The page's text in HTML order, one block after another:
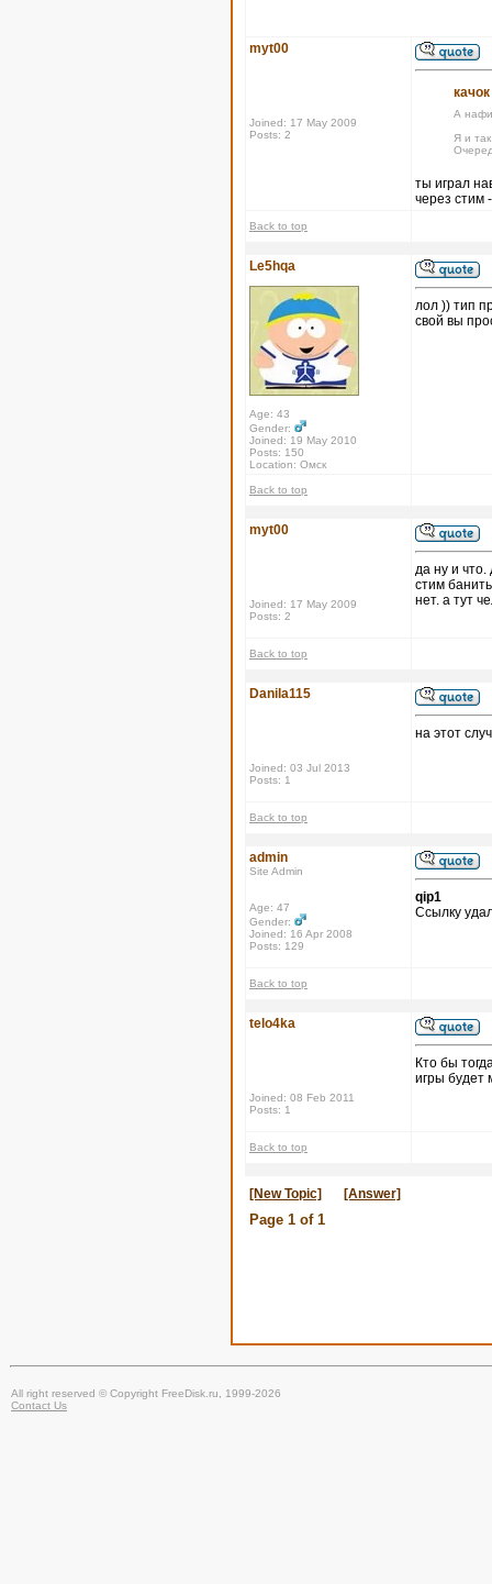
myt00
Joined: 17 May 2009
Posts: 2
А
Я и
ты играл
через стим
Back to top
Le5hqa
Age: 43
Gender:
Joined: 19 May 2010
Posts: 150
Location: Омск
лол )) тип
свой вы
Back to top
myt00
Joined: 17 May 2009
Posts: 2
да ну и что.
стим
нет. а тут
Back to top
Danila115
Joined: 03 Jul 2013
Posts: 1
на этот
Back to top
admin
Site Admin
Age: 47
Gender:
Joined: 16 Apr 2008
Posts: 129
qip1
Ссылку
Back to top
telo4ka
Joined: 08 Feb 2011
Posts: 1
Кто бы
игры будет
Back to top
[New Topic] [Answer]
Page 1 of 1
All right reserved © Copyright FreeDisk.ru, 1999-2026
Contact Us